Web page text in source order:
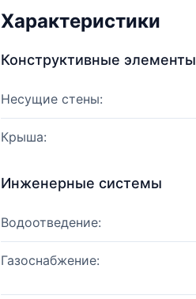
Характеристики
Конструктивные элементы
Несущие стены:
Крыша:
Инженерные системы
Водоотведение:
Газоснабжение: